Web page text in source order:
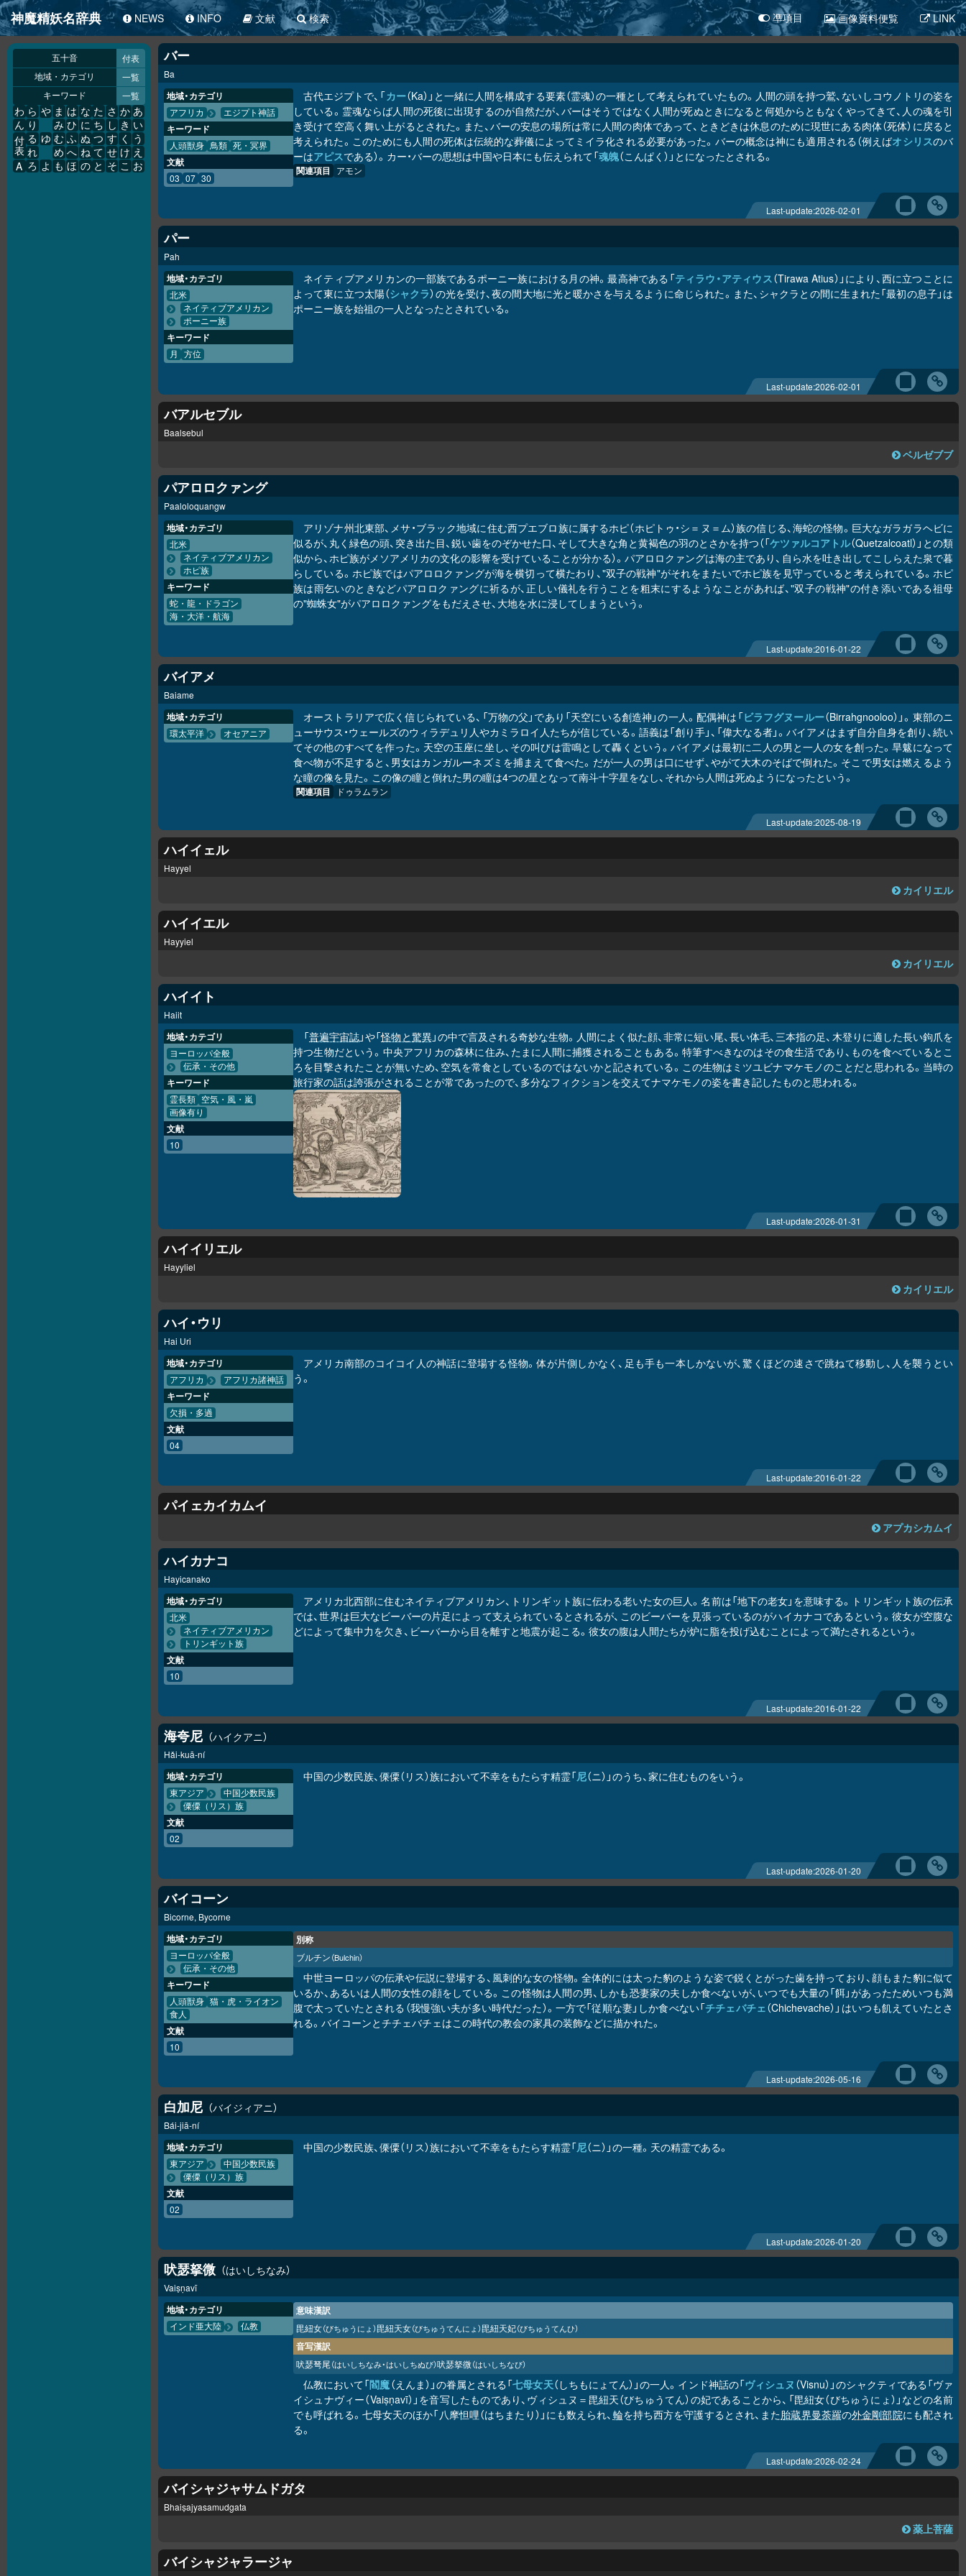
神魔精妖名辞典 NEWS INFO 文献 検索 凖項目 画像資料便覧 LINK
五十音 付表
地域・カテゴリ 一覧
キーワード 一覧
あ
い
う
え
お
か
き
く
け
こ
さ
し
す
せ
そ
た
ち
つ
て
と
な
に
ぬ
ね
の
は
ひ
ふ
へ
ほ
ま
み
む
め
も
や
ゆ
よ
ら
り
る
れ
ろ
わ
ん
付
表
A
バー
Ba
古代エジプトで、「カー（Ka）」と一緒に人間を構成する要素（霊魂）の一種として考えられていたもの。人間の頭を持つ鷲、ないしコウノトリの姿を
している。霊魂ならば人間の死後に出現するのが自然だが、バーはそうではなく人間が死ぬときになると何処からともなくやってきて、人の魂を引
き受けて空高く舞い上がるとされた。また、バーの安息の場所は常に人間の肉体であって、ときどきは休息のために現世にある肉体（死体）に戻ると
考えられた。このためにも人間の死体は伝統的な葬儀によってミイラ化される必要があった。バーの概念は神にも適用される（例えばオシリスのバ
ーはアピスである）。カー・バーの思想は中国や日本にも伝えられて「魂魄（こんぱく）」とになったとされる。
関連項目 アモン
地域・カテゴリ
アフリカ エジプト神話
キーワード
人頭獣身 鳥類 死・冥界
文献
03 07 30
Last-update:2026-02-01
パー
Pah
ネイティブアメリカンの一部族であるポーニー族における月の神。最高神である「ティラウ・アティウス（Tirawa Atius）」により、西に立つことに
よって東に立つ太陽（シャクラ）の光を受け、夜の間大地に光と暖かさを与えるように命じられた。また、シャクラとの間に生まれた「最初の息子」は
ポーニー族を始祖の一人となったとされている。
地域・カテゴリ
北米
ネイティブアメリカン
ポーニー族
キーワード
月 方位
Last-update:2026-02-01
バアルセブル
Baalsebul
ベルゼブブ
パアロロクァング
Paaloloquangw
アリゾナ州北東部、メサ・ブラック地域に住む西プエブロ族に属するホピ（ホピトゥ・シ＝ヌ＝ム）族の信じる、海蛇の怪物。巨大なガラガラヘビに
似るが、丸く緑色の頭、突き出た目、鋭い歯をのぞかせた口、そして大きな角と黄褐色の羽のとさかを持つ（「ケツァルコアトル（Quetzalcoatl）」との類
似から、ホピ族がメソアメリカの文化の影響を受けていることが分かる）。パアロロクァングは海の主であり、自ら水を吐き出してこしらえた泉で暮
らしている。ホピ族ではパアロロクァングが海を横切って横たわり、"双子の戦神"がそれをまたいでホピ族を見守っていると考えられている。ホピ
族は雨乞いのときなどパアロロクァングに祈るが、正しい儀礼を行うことを粗末にするようなことがあれば、"双子の戦神"の付き添いである祖母
の"蜘蛛女"がパアロロクァングをもだえさせ、大地を水に浸してしまうという。
地域・カテゴリ
北米
ネイティブアメリカン
ホピ族
キーワード
蛇・龍・ドラゴン
海・大洋・航海
Last-update:2016-01-22
バイアメ
Baiame
オーストラリアで広く信じられている、「万物の父」であり「天空にいる創造神」の一人。配偶神は「ビラフグヌールー（Birrahgnooloo）」。東部のニ
ューサウス・ウェールズのウィラデュリ人やカミラロイ人たちが信じている。語義は「創り手」、「偉大なる者」。バイアメはまず自分自身を創り、続い
てその他のすべてを作った。天空の玉座に坐し、その叫びは雷鳴として轟くという。バイアメは最初に二人の男と一人の女を創った。旱魃になって
食べ物が不足すると、男女はカンガルーネズミを捕まえて食べた。だが一人の男は口にせず、やがて大木のそばで倒れた。そこで男女は燃えるよう
な瞳の像を見た。この像の瞳と倒れた男の瞳は4つの星となって南斗十字星をなし、それから人間は死ぬようになったという。
関連項目 ドゥラムラン
地域・カテゴリ
環太平洋 オセアニア
Last-update:2025-08-19
ハイイェル
Hayyel
カイリエル
ハイイエル
Hayyiel
カイリエル
ハイイト
Haiit
「普遍宇宙誌」や「怪物と驚異」の中で言及される奇妙な生物。人間によく似た顔、非常に短い尾、長い体毛、三本指の足、木登りに適した長い鉤爪を
持つ生物だという。中央アフリカの森林に住み、たまに人間に捕獲されることもある。特筆すべきなのはその食生活であり、ものを食べているとこ
ろを目撃されたことが無いため、空気を常食としているのではないかと記されている。この生物はミツユビナマケモノのことだと思われる。当時の
旅行家の話は誇張がされることが常であったので、多分なフィクションを交えてナマケモノの姿を書き記したものと思われる。
地域・カテゴリ
ヨーロッパ全般
伝承・その他
キーワード
霊長類
空気・風・嵐
画像有り
文献
10
Last-update:2026-01-31
ハイイリエル
Hayyliel
カイリエル
ハイ・ウリ
Hai Uri
アメリカ南部のコイコイ人の神話に登場する怪物。体が片側しかなく、足も手も一本しかないが、驚くほどの速さで跳ねて移動し、人を襲うとい
う。
地域・カテゴリ
アフリカ アフリカ諸神話
キーワード
欠損・多過
文献
04
Last-update:2016-01-22
パイェカイカムイ
アプカシカムイ
ハイカナコ
Hayicanako
アメリカ北西部に住むネイティブアメリカン、トリンギット族に伝わる老いた女の巨人。名前は「地下の老女」を意味する。トリンギット族の伝承
では、世界は巨大なビーバーの片足によって支えられているとされるが、このビーバーを見張っているのがハイカナコであるという。彼女が空腹な
どによって集中力を欠き、ビーバーから目を離すと地震が起こる。彼女の腹は人間たちが炉に脂を投げ込むことによって満たされるという。
地域・カテゴリ
北米
ネイティブアメリカン
トリンギット族
文献
10
Last-update:2016-01-22
海夸尼 ハイクアニ
Hǎi-kuā-ní
中国の少数民族、傈僳（リス）族において不幸をもたらす精霊「尼（ニ）」のうち、家に住むものをいう。
地域・カテゴリ
東アジア
中国少数民族
傈僳（リス）族
文献
02
Last-update:2026-01-20
バイコーン
Bicorne, Bycorne
別称
ブルチン（Bulchin）
中世ヨーロッパの伝承や伝説に登場する、風刺的な女の怪物。全体的には太った豹のような姿で鋭くとがった歯を持っており、顔もまた豹に似て
いるか、あるいは人間の女性の顔をしている。この怪物は人間の男、しかも恐妻家の夫しか食べないが、いつでも大量の「餌」があったためいつも満
腹で太っていたとされる（我慢強い夫が多い時代だった）。一方で「従順な妻」しか食べない「チチェバチェ（Chichevache）」はいつも飢えていたとさ
れる。バイコーンとチチェバチェはこの時代の教会の家具の装飾などに描かれた。
地域・カテゴリ
ヨーロッパ全般
伝承・その他
キーワード
人頭獣身 猫・虎・ライオン
食人
文献
10
Last-update:2026-05-16
白加尼 バイジィアニ
Bái-jiā-ní
中国の少数民族、傈僳（リス）族において不幸をもたらす精霊「尼（ニ）」の一種。天の精霊である。
地域・カテゴリ
東アジア
中国少数民族
傈僳（リス）族
文献
02
Last-update:2026-01-20
吠瑟拏微 はいしちなみ
Vaiṣṇavī
意味漢訳
毘紐女（びちゅうにょ）毘紐天女（びちゅうてんにょ）毘紐天妃（びちゅうてんひ）
音写漢訳
吠瑟弩尾（はいしちなみ・はいしちぬび）吠瑟拏微（はいしちなび）
仏教において「閻魔（えんま）」の眷属とされる「七母女天（しちもにょてん）」の一人。インド神話の「ヴィシュヌ （Visnu）」のシャクティである「ヴァ
イシュナヴィー（Vaiṣṇavī）」を音写したものであり、ヴィシュヌ＝毘紐天（びちゅうてん）の妃であることから、「毘紐女（びちゅうにょ）」などの名前
でも呼ばれる。七母女天のほか「八摩怛哩（はちまたり）」にも数えられ、 輪を持ち西方を守護するとされ、また胎蔵界曼荼羅の外金剛部院にも配され
る。
地域・カテゴリ
インド亜大陸 仏教
Last-update:2026-02-24
バイシャジャサムドガタ
Bhaiṣajyasamudgata
薬上菩薩
バイシャジャラージャ